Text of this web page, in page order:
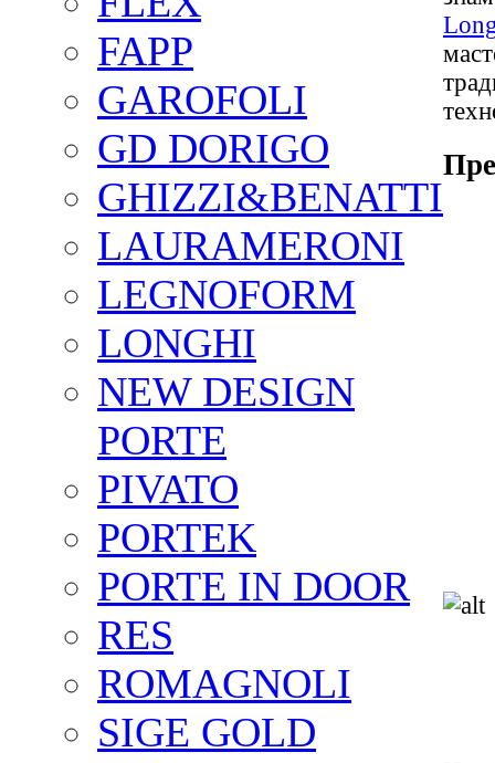
FAPP
GAROFOLI
GD DORIGO
GHIZZI&BENATTI
LAURAMERONI
LEGNOFORM
LONGHI
NEW DESIGN
PORTE
PIVATO
PORTEK
PORTE IN DOOR
RES
ROMAGNOLI
SIGE GOLD